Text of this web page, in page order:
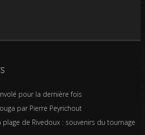
pour la dernière fois
par Pierre Peyrichout
plage de Rivedoux : souvenirs du tournage